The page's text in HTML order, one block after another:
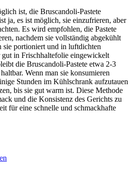
ist, die Bruscandoli-Pastete
ja, es ist möglich, sie einzufrieren, aber
Es wird empfohlen, die Pastete
nachdem sie vollständig abgekühlt
sie portioniert und in luftdichten
in Frischhaltefolie eingewickelt
die Bruscandoli-Pastete etwa 2-3
Wenn man sie konsumieren
Stunden im Kühlschrank aufzutauen
bis sie gut warm ist. Diese Methode
und die Konsistenz des Gerichts zu
für eine schnelle und schmackhafte